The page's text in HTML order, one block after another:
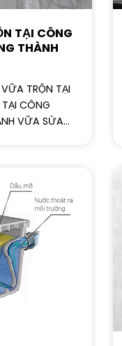
TẠI CÔNG
THÀNH
TRỘN TẠI
CÔNG
VỮA SỬA...